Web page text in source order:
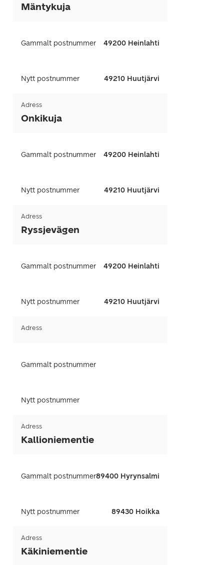
Mäntykuja
Gammalt postnummer 49200 Heinlahti
Nytt postnummer 49210 Huutjärvi
Adress
Onkikuja
Gammalt postnummer 49200 Heinlahti
Nytt postnummer 49210 Huutjärvi
Adress
Ryssjevägen
Gammalt postnummer 49200 Heinlahti
Nytt postnummer 49210 Huutjärvi
Adress
Gammalt postnummer
Nytt postnummer
Adress
Kallioniementie
Gammalt postnummer89400 Hyrynsalmi
Nytt postnummer 89430 Hoikka
Adress
Käkiniementie